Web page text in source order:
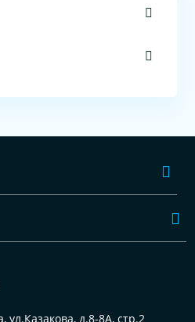
ул.Казакова, д.8-8А, стр.2